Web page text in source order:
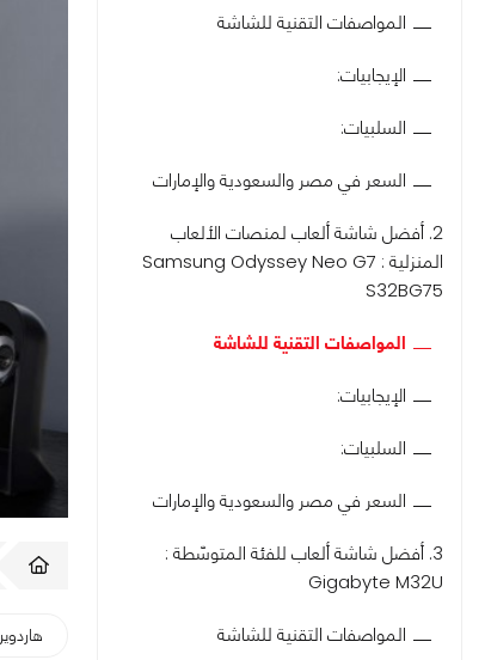
المواصفات التقنية للشاشة
الإيجابيات:
السلبيات:
السعر في مصر والسعودية والإمارات
2. أفضل شاشة ألعاب لمنصات الألعاب
المنزلية : Samsung Odyssey Neo G7
S32BG75
المواصفات التقنية للشاشة
الإيجابيات:
السلبيات:
السعر في مصر والسعودية والإمارات
3. أفضل شاشة ألعاب للفئة المتوسّطة :
Gigabyte M32U
المواصفات التقنية للشاشة هاردوير